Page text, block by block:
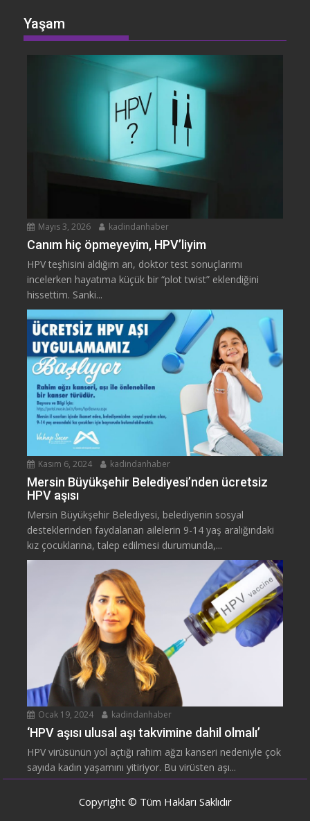
Yaşam
Mayıs 3, 2026 kadindanhaber
Canım hiç öpmeyeyim, HPV’liyim
HPV teşhisini aldığım an, doktor test sonuçlarımı
incelerken hayatıma küçük bir “plot twist” eklendiğini
hissettim. Sanki...
Kasım 6, 2024 kadindanhaber
Mersin Büyükşehir Belediyesi’nden ücretsiz
HPV aşısı
Mersin Büyükşehir Belediyesi, belediyenin sosyal
desteklerinden faydalanan ailelerin 9-14 yaş aralığındaki
kız çocuklarına, talep edilmesi durumunda,...
Ocak 19, 2024 kadindanhaber
‘HPV aşısı ulusal aşı takvimine dahil olmalı’
HPV virüsünün yol açtığı rahim ağzı kanseri nedeniyle çok
sayıda kadın yaşamını yitiriyor. Bu virüsten aşı...
Copyright © Tüm Hakları Saklıdır